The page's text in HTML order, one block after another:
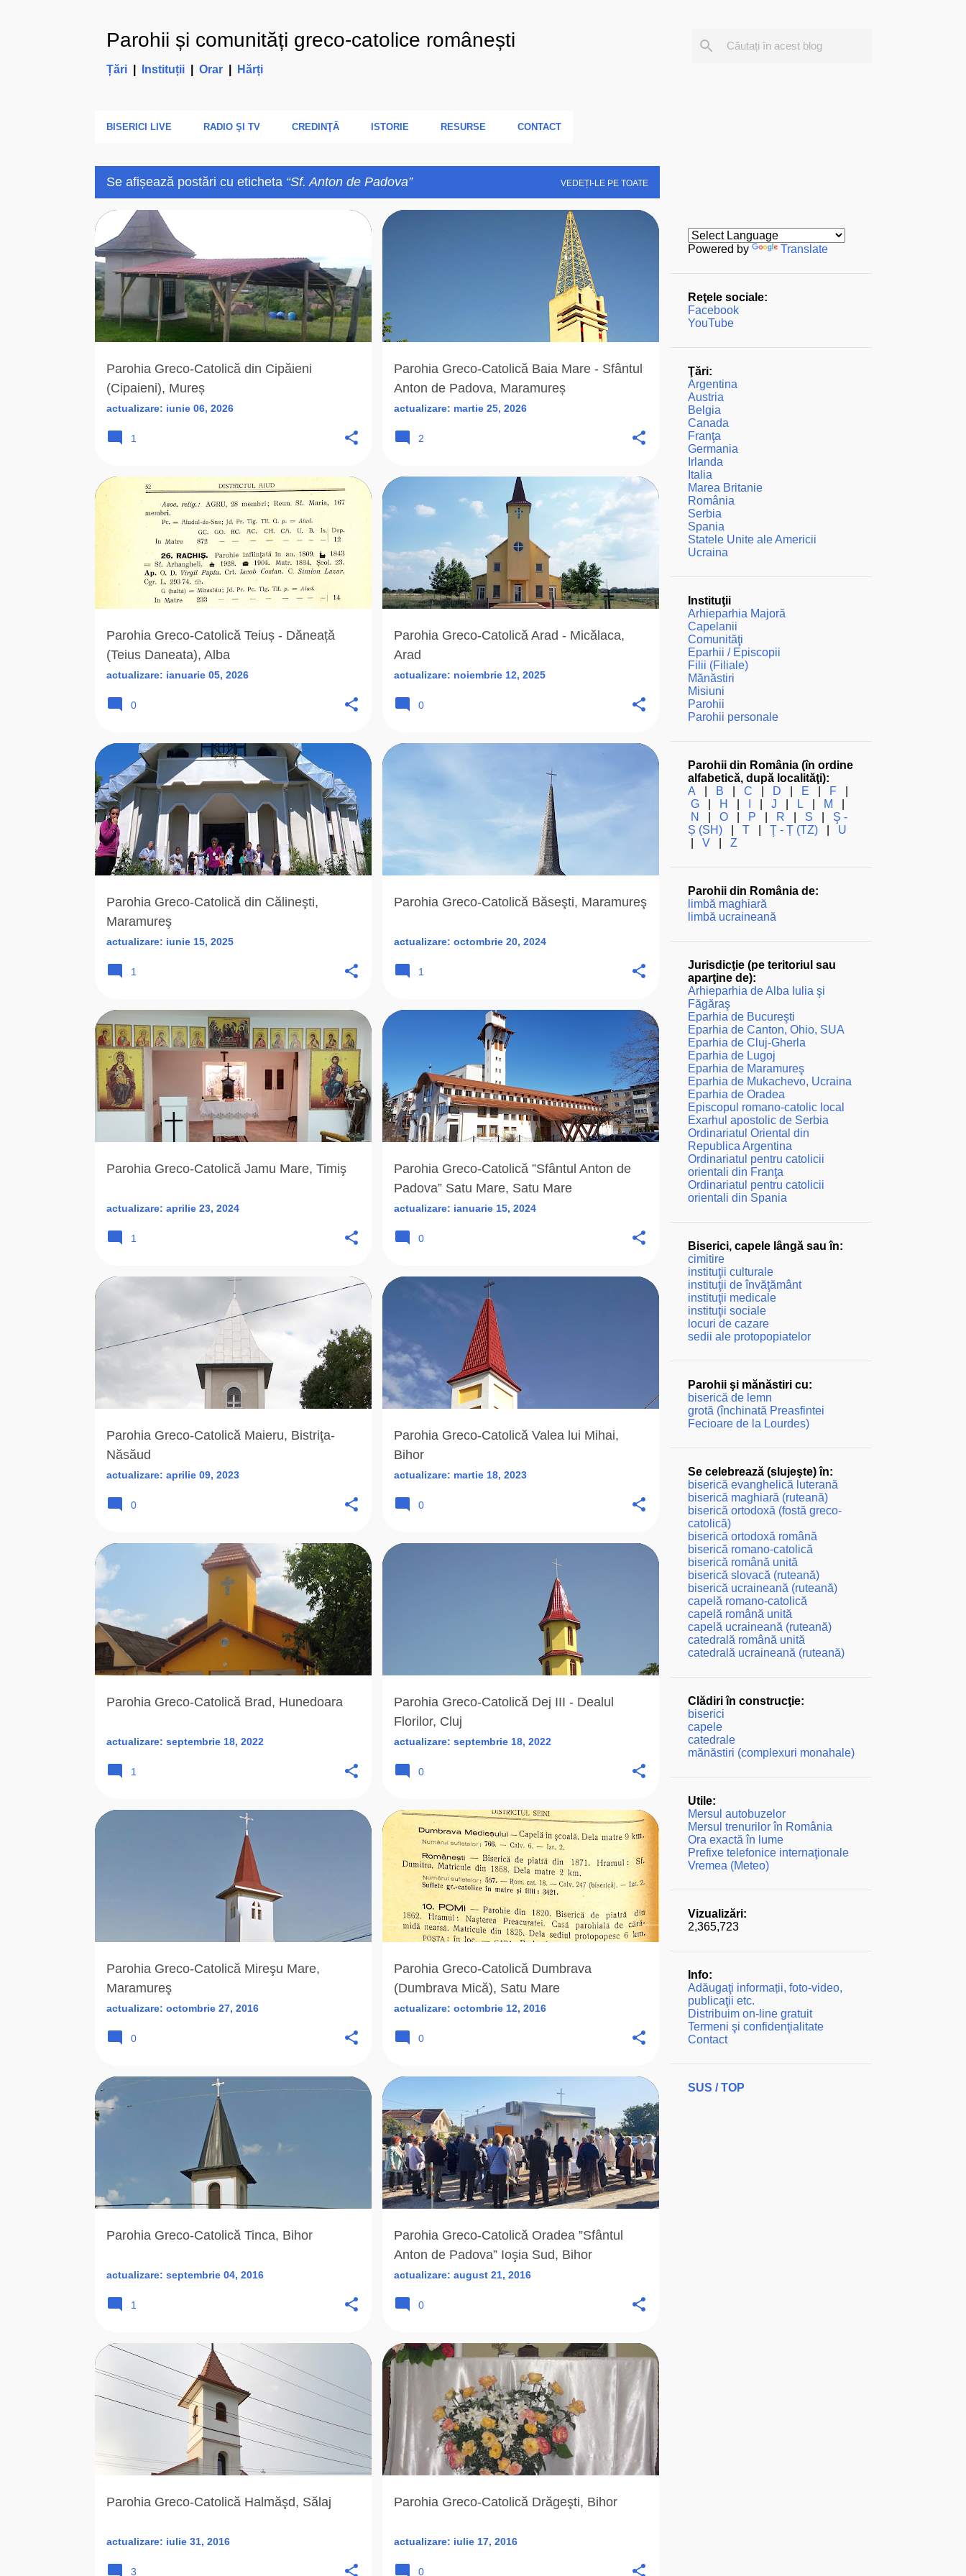
Parohii și comunități greco-catolice românești
Țări| Instituții| Orar| Hărți
BISERICI LIVE RADIO ŞI TV CREDINŢĂ ISTORIE RESURSE CONTACT
Se afișează postări cu eticheta Sf. Anton de Padova VEDEȚI-LE PE TOATE
P
o
s
t
ă
r
Parohia Greco-Catolică din Cipăieni
(Cipaieni), Mureș
actualizare: iunie 06, 2026
ARHIEPARHIA
1
Parohia Greco-Catolică Baia Mare - Sfântul
Anton de Padova, Maramureș
actualizare: martie 25, 2026
2
Parohia Greco-Catolică Teiuș - Dăneață
(Teius Daneata), Alba
actualizare: ianuarie 05, 2026
ALBA (AB) ARHIEPARHIA +5
0
Parohia Greco-Catolică Arad - Micălaca,
Arad
actualizare: noiembrie 12, 2025
AR ARAD (AR) ARAD-AR
0
Parohia Greco-Catolică din Călineşti,
Maramureş
actualizare: iunie 15, 2025
1663 1758 ADORMIREA MAICII DOMNULUI
1
Parohia Greco-Catolică Băseşti, Maramureş
actualizare: octombrie 20, 2024
1
Parohia Greco-Catolică Jamu Mare, Timiş
actualizare: aprilie 23, 2024
2003 CAPELA ROMANA UNITA +3
1
Parohia Greco-Catolică ”Sfântul Anton de
Padova” Satu Mare, Satu Mare
actualizare: ianuarie 15, 2024
BISERICA ROMANA UNITA 4
0
Parohia Greco-Catolică Maieru, Bistriţa-
Năsăud
actualizare: aprilie 09, 2023
BISTRITA-NASAUD (BN)
0
Parohia Greco-Catolică Valea lui Mihai,
Bihor
actualizare: martie 18, 2023
0
Parohia Greco-Catolică Brad, Hunedoara
actualizare: septembrie 18, 2022
2013 BISERICA ROMANA UNITA BR +4
1
Parohia Greco-Catolică Dej III - Dealul
Florilor, Cluj
actualizare: septembrie 18, 2022
CLUJ (CJ)
0
Parohia Greco-Catolică Mireşu Mare,
Maramureş
actualizare: octombrie 27, 2016
0
Parohia Greco-Catolică Dumbrava
(Dumbrava Mică), Satu Mare
actualizare: octombrie 12, 2016
BISERICA ROMANA UNITA D DU +7
0
Parohia Greco-Catolică Tinca, Bihor
actualizare: septembrie 04, 2016
2019 BIHOR (BH) BISERICA ROMANA UNITA
1
Parohia Greco-Catolică Oradea ”Sfântul
Anton de Padova” Ioşia Sud, Bihor
actualizare: august 21, 2016
BIHOR (BH) BORZASI ANDREI
0
Parohia Greco-Catolică Halmăşd, Sălaj
actualizare: iulie 31, 2016
BISERICA ROMANA UNITA
3
Parohia Greco-Catolică Drăgeşti, Bihor
actualizare: iulie 17, 2016
BIHOR (BH) BISOC IOSIF
0
Powered by Translate
Reţele sociale:
Facebook
YouTube
Ţări:
Argentina
Austria
Belgia
Canada
Franţa
Germania
Irlanda
Italia
Marea Britanie
România
Serbia
Spania
Statele Unite ale Americii
Ucraina
Instituţii
Arhieparhia Majoră
Capelanii
Comunităţi
Eparhii / Episcopii
Filii (Filiale)
Mănăstiri
Misiuni
Parohii
Parohii personale
Parohii din România (în ordine
alfabetică, după localităţi):
A
B C D E F|
G| H J L M
N
O| P R S
Ş -
Ș (SH)| T| Ţ - Ț (TZ)| U
V| Z
Parohii din România de:
limbă maghiară
limbă ucraineană
Jurisdicţie (pe teritoriul sau
aparţine de):
Arhieparhia de Alba Iulia şi
Făgăraş
Eparhia de Bucureşti
Eparhia de Canton, Ohio, SUA
Eparhia de Cluj-Gherla
Eparhia de Lugoj
Eparhia de Maramureş
Eparhia de Mukachevo, Ucraina
Eparhia de Oradea
Episcopul romano-catolic local
Exarhul apostolic de Serbia
Ordinariatul Oriental din
Republica Argentina
Ordinariatul pentru catolicii
orientali din Franţa
Ordinariatul pentru catolicii
orientali din Spania
Biserici, capele lângă sau în:
cimitire
instituţii culturale
instituţii de învăţământ
instituţii medicale
instituţii sociale
locuri de cazare
sedii ale protopopiatelor
Parohii şi mănăstiri cu:
biserică de lemn
grotă (închinată Preasfintei
Fecioare de la Lourdes)
Se celebrează (slujeşte) în:
biserică evanghelică luterană
biserică maghiară (ruteană)
biserică ortodoxă (fostă greco-
catolică)
biserică ortodoxă română
biserică romano-catolică
biserică română unită
biserică slovacă (ruteană)
biserică ucraineană (ruteană)
capelă romano-catolică
capelă română unită
capelă ucraineană (ruteană)
catedrală română unită
catedrală ucraineană (ruteană)
Clădiri în construcţie:
biserici
capele
catedrale
mănăstiri (complexuri monahale)
Utile:
Mersul autobuzelor
Mersul trenurilor în România
Ora exactă în lume
Prefixe telefonice internaţionale
Vremea (Meteo)
Vizualizări:
2,365,723
Info:
Adăugaţi informații, foto-video,
publicaţii etc.
Distribuim on-line gratuit
Termeni şi confidenţialitate
Contact
SUS / TOP